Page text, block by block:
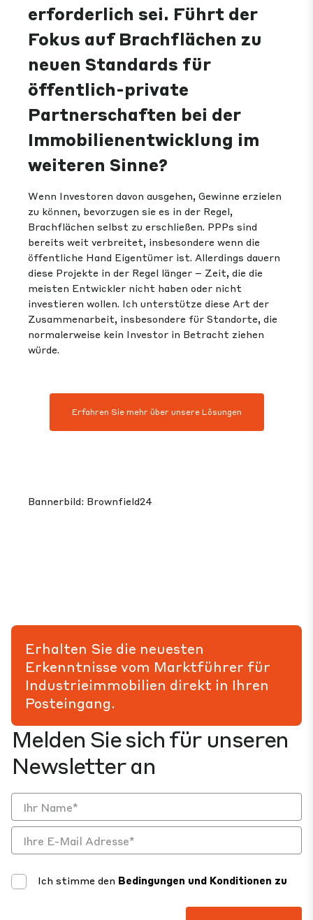
erforderlich sei. Führt der
Fokus auf Brachflächen zu
neuen Standards für
öffentlich-private
Partnerschaften bei der
Immobilienentwicklung im
weiteren Sinne?
Wenn Investoren davon ausgehen, Gewinne erzielen
zu können, bevorzugen sie es in der Regel,
Brachflächen selbst zu erschließen. PPPs sind
bereits weit verbreitet, insbesondere wenn die
öffentliche Hand Eigentümer ist. Allerdings dauern
diese Projekte in der Regel länger – Zeit, die die
meisten Entwickler nicht haben oder nicht
investieren wollen. Ich unterstütze diese Art der
Zusammenarbeit, insbesondere für Standorte, die
normalerweise kein Investor in Betracht ziehen
würde.
Erfahren Sie mehr über unsere Lösungen
Bannerbild: Brownfield24
Melden Sie sich für unseren
Newsletter an
Ich stimme den Bedingungen und Konditionen zu
Erhalten Sie die neuesten
Erkenntnisse vom Marktführer für
Industrieimmobilien direkt in Ihren
Posteingang.